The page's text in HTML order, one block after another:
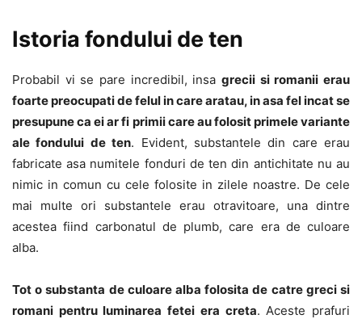
Istoria fondului de ten
Probabil vi se pare incredibil, insa grecii si romanii erau
foarte preocupati de felul in care aratau, in asa fel incat se
presupune ca ei ar fi primii care au folosit primele variante
ale fondului de ten. Evident, substantele din care erau
fabricate asa numitele fonduri de ten din antichitate nu au
nimic in comun cu cele folosite in zilele noastre. De cele
mai multe ori substantele erau otravitoare, una dintre
acestea fiind carbonatul de plumb, care era de culoare
alba.
Tot o substanta de culoare alba folosita de catre greci si
romani pentru luminarea fetei era creta. Aceste prafuri